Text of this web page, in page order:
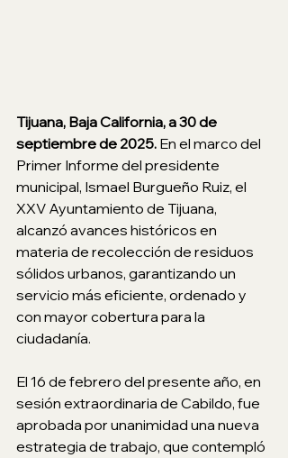
Tijuana, Baja California, a 30 de
septiembre de 2025. En el marco del
Primer Informe del presidente
municipal, Ismael Burgueño Ruiz, el
XXV Ayuntamiento de Tijuana,
alcanzó avances históricos en
materia de recolección de residuos
sólidos urbanos, garantizando un
servicio más eficiente, ordenado y
con mayor cobertura para la
ciudadanía.
El 16 de febrero del presente año, en
sesión extraordinaria de Cabildo, fue
aprobada por unanimidad una nueva
estrategia de trabajo, que contempló